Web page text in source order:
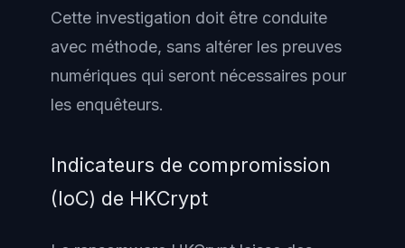
Cette investigation doit être conduite
avec méthode, sans altérer les preuves
numériques qui seront nécessaires pour
les enquêteurs.
Indicateurs de compromission
(IoC) de HKCrypt